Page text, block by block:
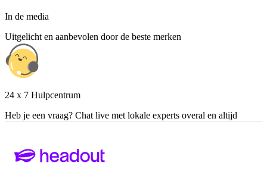
In de media
Uitgelicht en aanbevolen door de beste merken
24 x 7 Hulpcentrum
Heb je een vraag? Chat live met lokale experts overal en altijd